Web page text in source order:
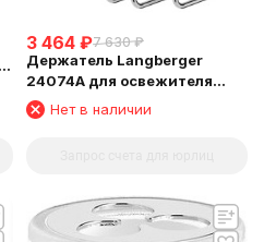
3 464 ₽7 630 ₽
Держатель Langberger
24074A для освежителя
воздуха
Нет в наличии